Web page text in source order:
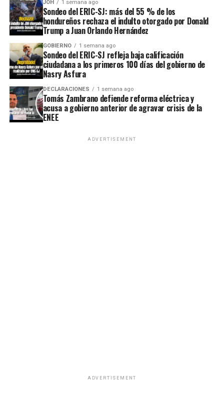
JOH 1 semana ago
Sondeo del ERIC-SJ: más del 55 % de los
hondureños rechaza el indulto otorgado por Donald
Trump a Juan Orlando Hernández
GOBIERNO 1 semana ago
Sondeo del ERIC-SJ refleja baja calificación
ciudadana a los primeros 100 días del gobierno de
Nasry Asfura
DECLARACIONES 1 semana ago
Tomás Zambrano defiende reforma eléctrica y
acusa a gobierno anterior de agravar crisis de la
ENEE
ADVERTISEMENT
ADVERTISEMENT